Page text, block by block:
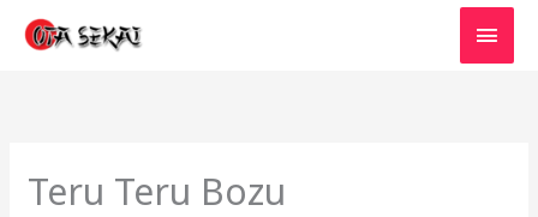
Aller
Teru Teru Bozu